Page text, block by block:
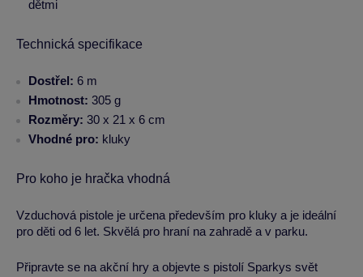
dětmi
Technická specifikace
Dostřel: 6 m
Hmotnost: 305 g
Rozměry: 30 x 21 x 6 cm
Vhodné pro: kluky
Pro koho je hračka vhodná
Vzduchová pistole je určena především pro kluky a je ideální
pro děti od 6 let. Skvělá pro hraní na zahradě a v parku.
Připravte se na akční hry a objevte s pistolí Sparkys svět